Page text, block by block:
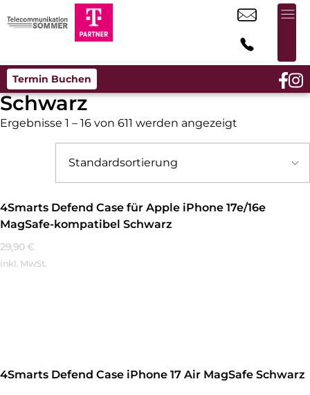
Termin Buchen
Schwarz
Ergebnisse 1 – 16 von 611 werden angezeigt
4Smarts Defend Case für Apple iPhone 17e/16e
MagSafe-kompatibel Schwarz
29,90 €
inkl. MwSt.
4Smarts Defend Case iPhone 17 Air MagSafe Schwarz